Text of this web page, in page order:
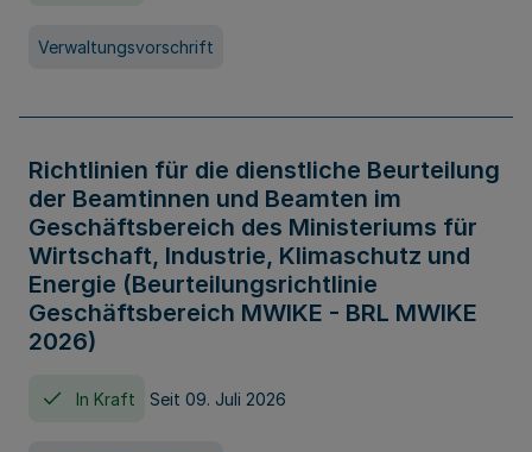
Verwaltungsvorschrift
Richtlinien für die dienstliche Beurteilung
der Beamtinnen und Beamten im
Geschäftsbereich des Ministeriums für
Wirtschaft, Industrie, Klimaschutz und
Energie (Beurteilungsrichtlinie
Geschäftsbereich MWIKE - BRL MWIKE
2026)
In Kraft Seit 09. Juli 2026